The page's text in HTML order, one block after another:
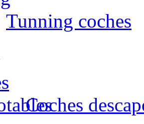
Tunning coches
Coches